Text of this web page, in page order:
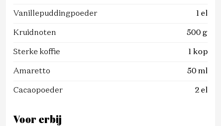
Vanillepuddingpoeder 1 el
Kruidnoten 500 g
Sterke koffie 1 kop
Amaretto 50 ml
Cacaopoeder 2 el
Voor erbij